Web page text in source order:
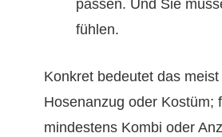
passen. Und Sie
fühlen.
Konkret bedeutet das
Hosenanzug oder Kostüm;
mindestens Kombi oder